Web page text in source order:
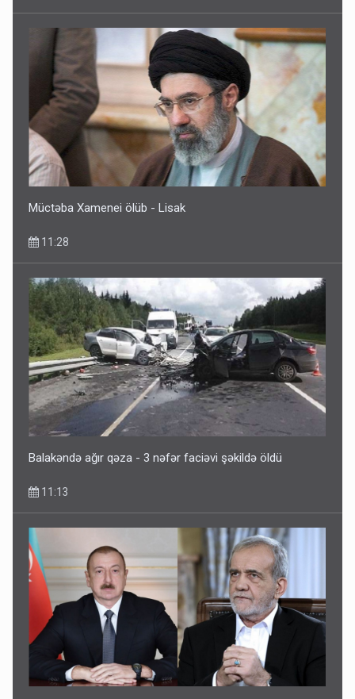
Müctəba Xamenei ölüb - Lisak
11:28
Balakəndə ağır qəza - 3 nəfər faciəvi şəkildə öldü
11:13